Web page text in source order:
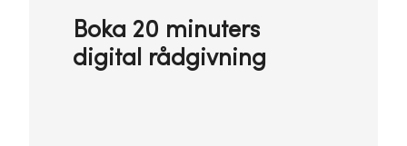
Boka 20 minuters
digital rådgivning